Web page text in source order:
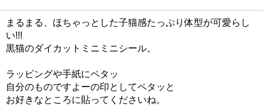
まるまる、ほちゃっとした子猫感たっぷり体型が可愛らし
い!!!
黒猫のダイカットミニミニシール。
ラッピングや手紙にペタッ
自分のものですよーの印としてペタッと
お好きなところに貼ってくださいね。